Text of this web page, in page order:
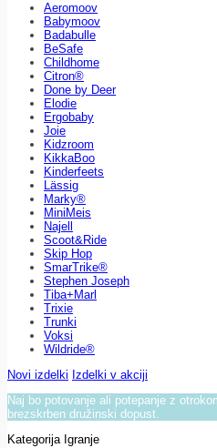
Aeromoov
Babymoov
Badabulle
BeSafe
Childhome
Citron®
Done by Deer
Elodie
Ergobaby
Joie
Kidzroom
KikkaBoo
Kinderfeets
Lässig
Marky®
MiniMeis
Najell
Scoot&Ride
Skip Hop
SmarTrike®
Stephen Joseph
Tiba+Marl
Trixie
Trunki
Voksi
Wildride®
Novi izdelki Izdelki v akciji
Naj bo potovanje ali potepanje z
brezskrben družinski dopust.
Kategorija Igranje